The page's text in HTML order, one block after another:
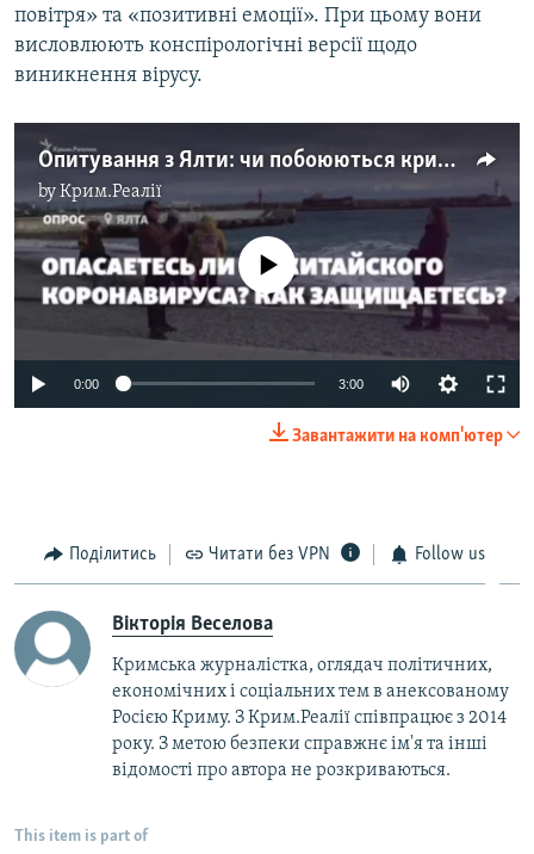
повітря» та «позитивні емоції». При цьому вони
висловлюють конспірологічні версії щодо
виникнення вірусу.
Опитування з Ялти: чи побоюються кримчани китайського коронавірусу? (відео)
byКрим.Реалії
1080p
No media source currently available
0:00 3:00
1080p
Завантажити на комп'ютер
Поділитись Читати без VPN Follow us
Вікторія Веселова
Кримська журналістка, оглядач політичних,
економічних і соціальних тем в анексованому
Росією Криму. З Крим.Реалії співпрацює з 2014
року. З метою безпеки справжнє ім'я та інші
відомості про автора не розкриваються.
This item is part of